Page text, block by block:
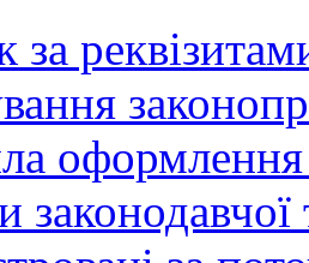
оформлення
законодавчої